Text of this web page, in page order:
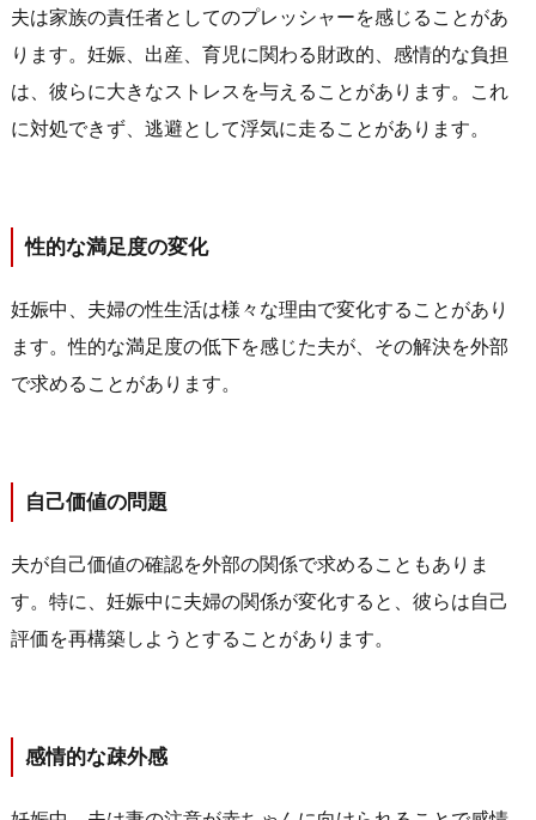
夫は家族の責任者としてのプレッシャーを感じることがあ
ります。妊娠、出産、育児に関わる財政的、感情的な負担
は、彼らに大きなストレスを与えることがあります。これ
に対処できず、逃避として浮気に走ることがあります。
性的な満足度の変化
妊娠中、夫婦の性生活は様々な理由で変化することがあり
ます。性的な満足度の低下を感じた夫が、その解決を外部
で求めることがあります。
自己価値の問題
夫が自己価値の確認を外部の関係で求めることもありま
す。特に、妊娠中に夫婦の関係が変化すると、彼らは自己
評価を再構築しようとすることがあります。
感情的な疎外感